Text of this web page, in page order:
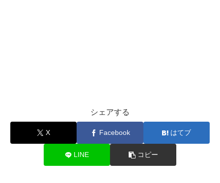
シェアする
X Facebook はてブ
LINE コピー